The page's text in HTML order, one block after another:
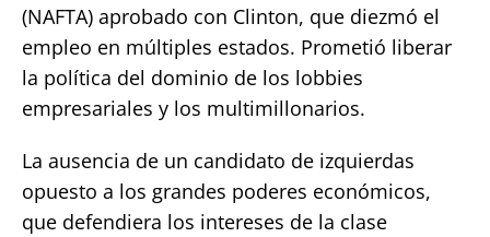
(NAFTA) aprobado con Clinton, que diezmó el
empleo en múltiples estados. Prometió liberar
la política del dominio de los lobbies
empresariales y los multimillonarios.
La ausencia de un candidato de izquierdas
opuesto a los grandes poderes económicos,
que defendiera los intereses de la clase